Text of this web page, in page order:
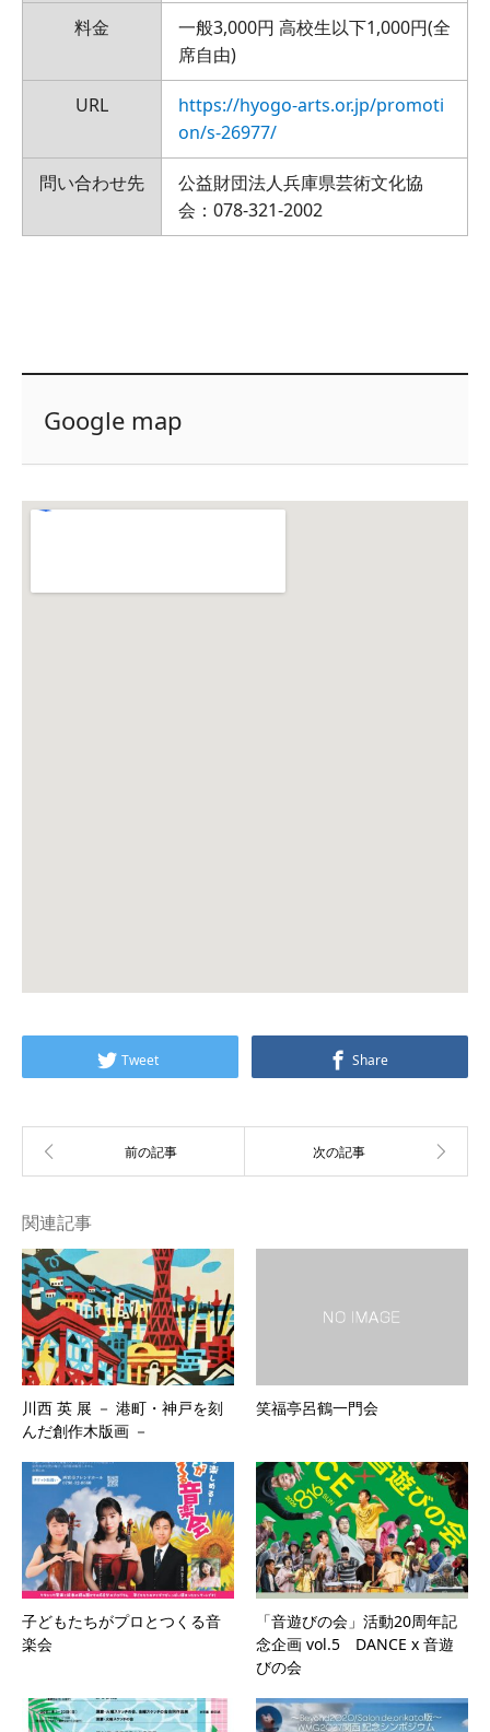
料金
一般3,000円 高校生以下1,000円(全
席自由)
URL
https://hyogo-arts.or.jp/promoti
on/s-26977/
問い合わせ先
公益財団法人兵庫県芸術文化協
会：078-321-2002
Google map
Tweet Share
関連記事
川西 英 展 － 港町・神戸を刻
んだ創作木版画 －
笑福亭呂鶴一門会
子どもたちがプロとつくる音
楽会
「音遊びの会」活動20周年記
念企画 vol.5 DANCE x 音遊
びの会